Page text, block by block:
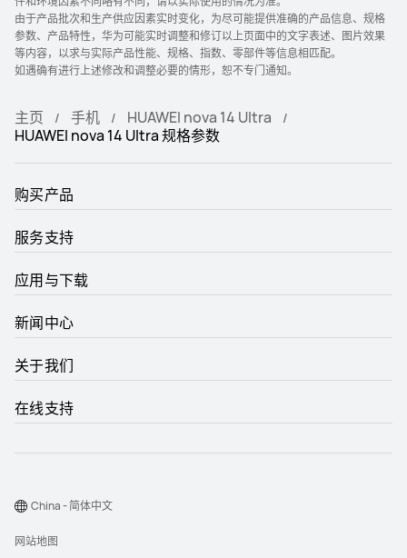
由于产品批次和生产供应因素实时变化，为尽可能提供准确的产品信息、规格
参数、产品特性，华为可能实时调整和修订以上页面中的文字表述、图片效果
等内容，以求与实际产品性能、规格、指数、零部件等信息相匹配。
如遇确有进行上述修改和调整必要的情形，恕不专门通知。
主页 手机
HUAWEI nova 14 Ultra
HUAWEI nova 14 Ultra 规格参数
购买产品
服务支持
应用与下载
新闻中心
关于我们
在线支持
网站地图
China - 简体中文